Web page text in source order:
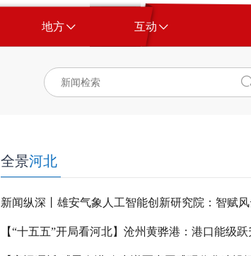
地方 互动
全景河北
新闻纵深丨雄安气象人工智能创新研究院：智赋